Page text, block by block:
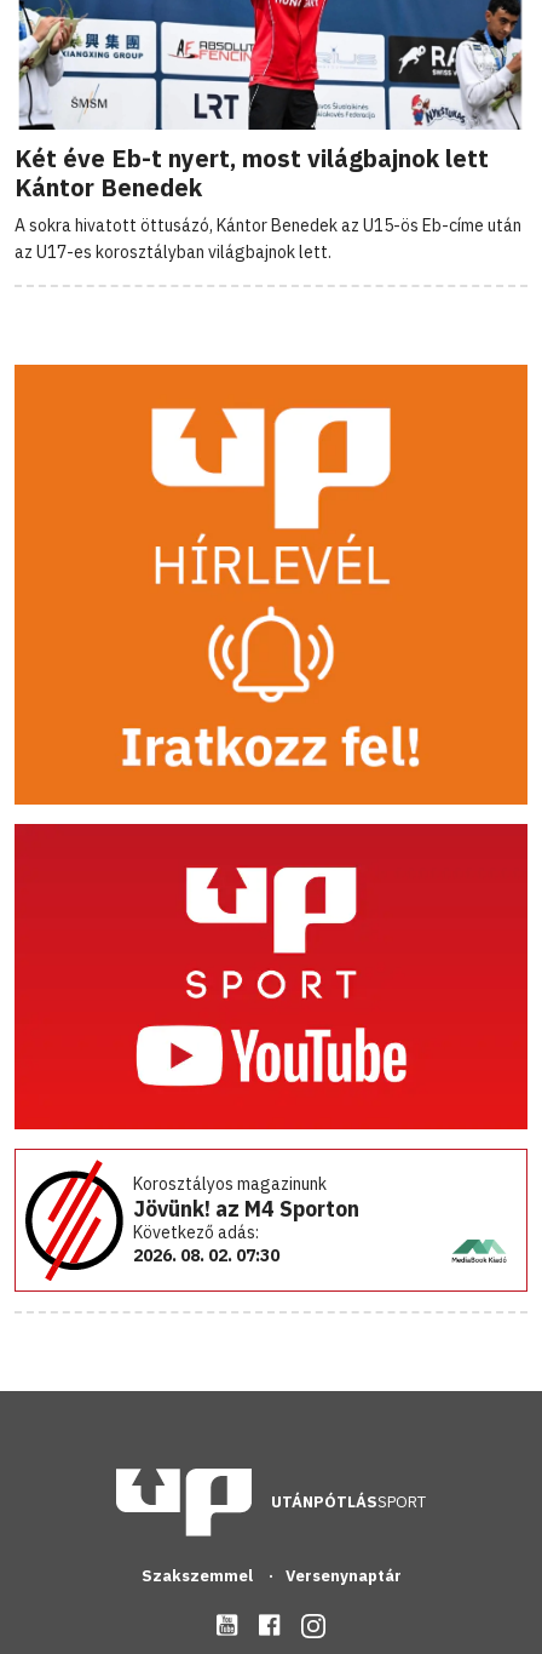
Két éve Eb-t nyert, most világbajnok lett
Kántor Benedek
A sokra hivatott öttusázó, Kántor Benedek az U15-ös Eb-címe után
az U17-es korosztályban világbajnok lett.
Korosztályos magazinunk
Jövünk! az M4 Sporton
Következő adás:
2026. 08. 02. 07:30
UTÁNPÓTLÁSSPORT
Szakszemmel Versenynaptár